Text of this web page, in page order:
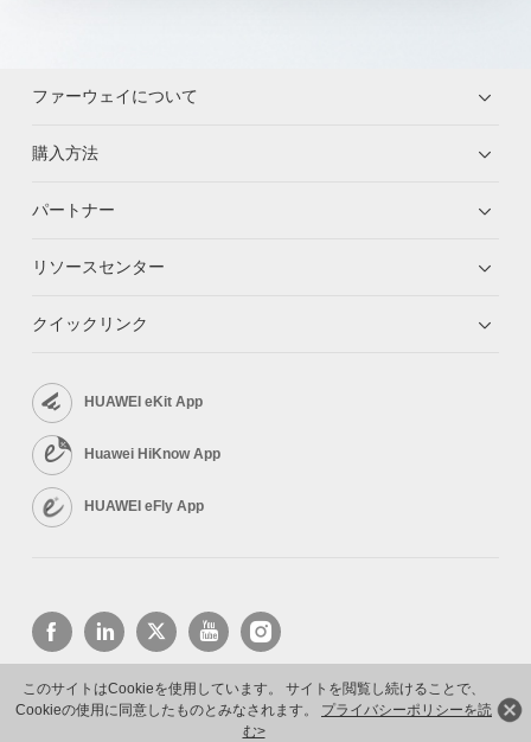
このサイトはCookieを使用しています。 サイトを閲覧し続けることで、
Cookieの使用に同意したものとみなされます。 プライバシーポリシーを読
む>
ファーウェイについて
購入方法
パートナー
リソースセンター
クイックリンク
HUAWEI eKit App
Huawei HiKnow App
HUAWEI eFly App
Copyright © 2026 Huawei Technologies Co., Ltd. All rights reserved.
プライバシーポリシー